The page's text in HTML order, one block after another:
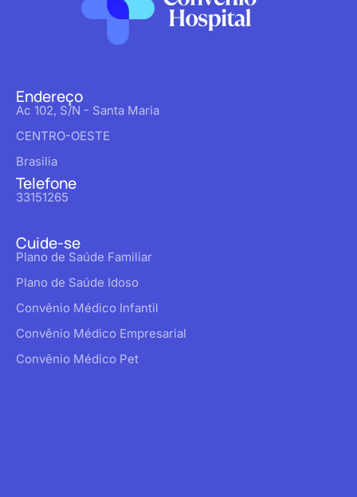
Endereço
Ac 102, S/N - Santa Maria
CENTRO-OESTE
Brasilia
Telefone
33151265
Cuide-se
Plano de Saúde Familiar
Plano de Saúde Idoso
Convênio Médico Infantil
Convênio Médico Empresarial
Convênio Médico Pet